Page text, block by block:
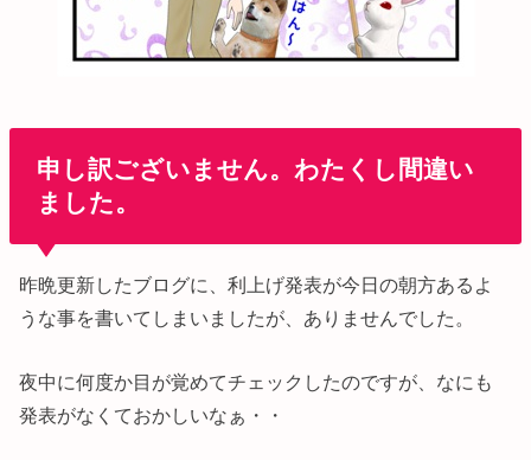
申し訳ございません。わたくし間違い
ました。
昨晩更新したブログに、利上げ発表が今日の朝方あるよ
うな事を書いてしまいましたが、ありませんでした。
夜中に何度か目が覚めてチェックしたのですが、なにも
発表がなくておかしいなぁ・・